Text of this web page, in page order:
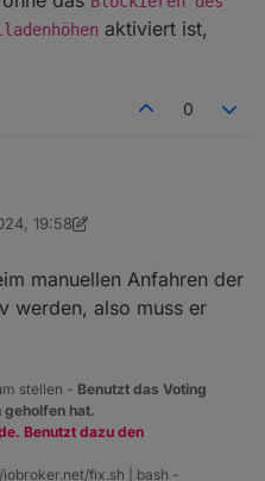
aktiviert ist,
0
bekannte
19:58
manuellen Anfahren der
werden, also muss er
stellen - Benutzt das Voting
geholfen hat.
Benutzt dazu den
fix.sh | bash -